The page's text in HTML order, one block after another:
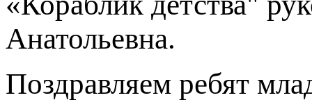
Анатольевна.
Поздравляем ребят